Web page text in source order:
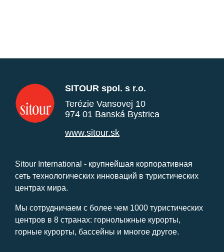
SITOUR spol. s r.o.
Terézie Vansovej 10
974 01 Banská Bystrica
www.sitour.sk
Sitour International - крупнейшая корпоративная
сеть технологических инноваций в туристических
центрах мира.
Мы сотрудничаем с более чем 1000 туристических
центров в 8 странах: горнолыжные курорты,
горные курорты, бассейны и многое другое.